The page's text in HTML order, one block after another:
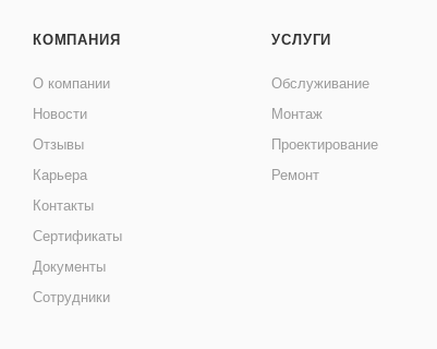
КОМПАНИЯ
О компании
Новости
Отзывы
Карьера
Контакты
Сертификаты
Документы
Сотрудники
УСЛУГИ
Обслуживание
Монтаж
Проектирование
Ремонт